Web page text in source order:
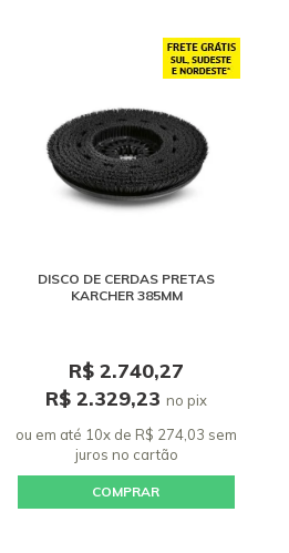
DISCO DE CERDAS PRETAS
KARCHER 385MM
R$ 2.740,27
R$ 2.329,23 no pix
ou em até 10x de R$ 274,03 sem
juros no cartão
COMPRAR